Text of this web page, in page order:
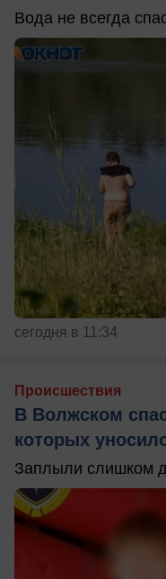
Вода не всегда
сегодня в 11:34
Происшествия
В Волжском
которых
Заплыли слишком